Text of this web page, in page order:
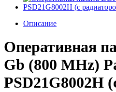
Описание
Оперативная
Gb (800 MHz)
PSD21G8002H